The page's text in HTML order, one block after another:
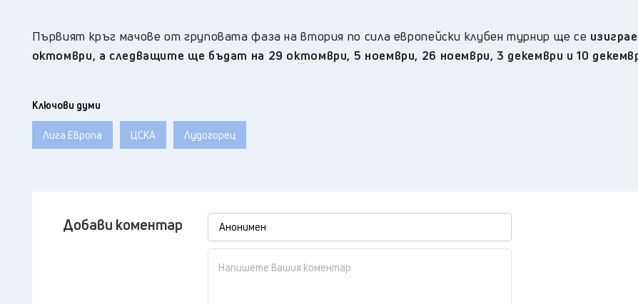
Първият кръг мачове от груповата фаза на втория по сила европейски клубен турнир ще се
октомври, а следващите ще бъдат на 29 октомври, 5 ноември, 26 ноември, 3 декември и 10
Ключови думи
Лига Европа ЦСКА Лудогорец
Добави коментар